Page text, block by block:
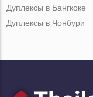
Дуплексы в Бангкоке
Дуплексы в Чонбури